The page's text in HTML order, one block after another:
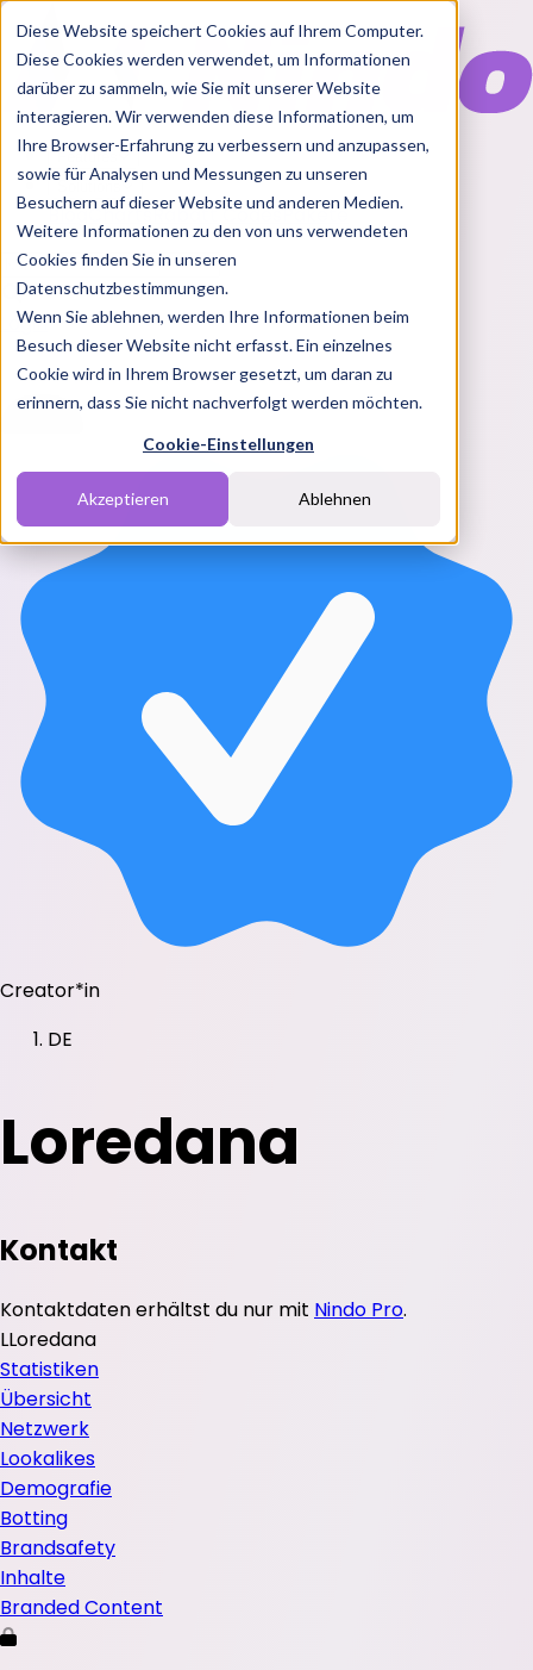
Diese Website speichert Cookies auf Ihrem Computer.
Diese Cookies werden verwendet, um Informationen
darüber zu sammeln, wie Sie mit unserer Website
interagieren. Wir verwenden diese Informationen, um
Ihre Browser-Erfahrung zu verbessern und anzupassen,
sowie für Analysen und Messungen zu unseren
Besuchern auf dieser Website und anderen Medien.
Weitere Informationen zu den von uns verwendeten
Cookies finden Sie in unseren
Datenschutzbestimmungen.
Wenn Sie ablehnen, werden Ihre Informationen beim
Besuch dieser Website nicht erfasst. Ein einzelnes
Cookie wird in Ihrem Browser gesetzt, um daran zu
erinnern, dass Sie nicht nachverfolgt werden möchten.
Cookie-Einstellungen
Akzeptieren Ablehnen
Features
Solutions
BlogChartsRabatt CodesPakete
Login
Creator*in
DE
Loredana
Kontakt
Kontaktdaten erhältst du nur mit Nindo Pro.
LLoredana
Statistiken
Übersicht
Netzwerk
Lookalikes
Demografie
Botting
Brandsafety
Inhalte
Branded Content